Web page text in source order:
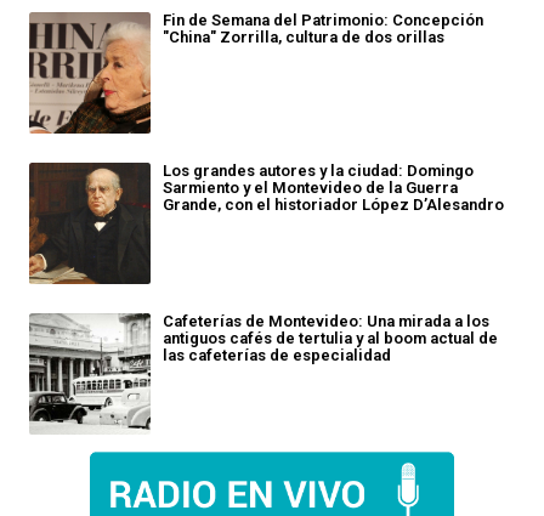
Fin de Semana del Patrimonio: Concepción
"China" Zorrilla, cultura de dos orillas
Los grandes autores y la ciudad: Domingo
Sarmiento y el Montevideo de la Guerra
Grande, con el historiador López D’Alesandro
Cafeterías de Montevideo: Una mirada a los
antiguos cafés de tertulia y al boom actual de
las cafeterías de especialidad